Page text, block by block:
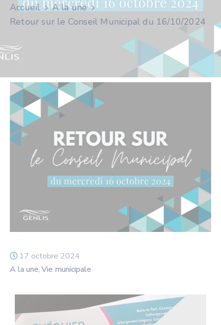
Accueil
A la une
Retour sur le Conseil Municipal du 16/10/2024
17 octobre 2024
A la une‚ Vie municipale